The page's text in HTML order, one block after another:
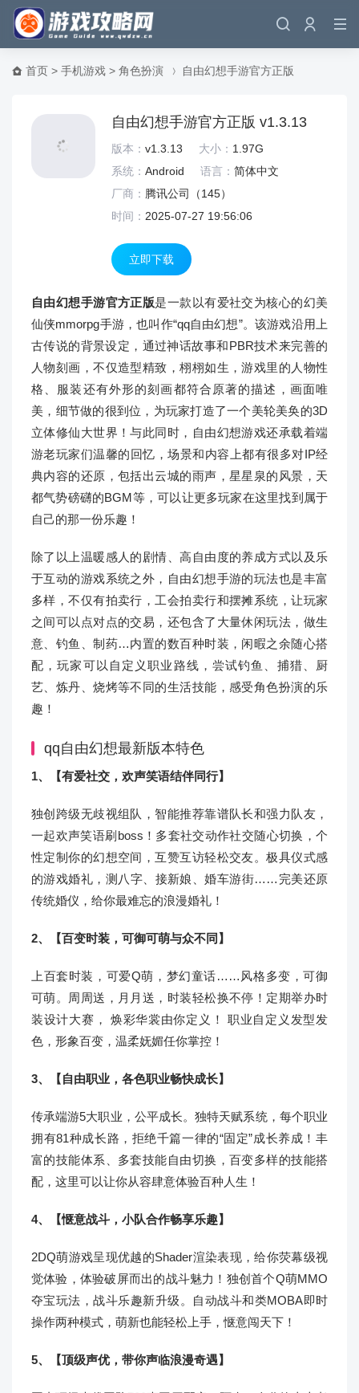
首页 > 手机游戏 > 角色扮演 自由幻想手游官方正版
自由幻想手游官方正版 v1.3.13
版本： v1.3.13 大小： 1.97G
系统： Android 语言： 简体中文
厂商： 腾讯公司 （145）
时间： 2025-07-27 19:56:06
立即下载
自由幻想手游官方正版是一款以有爱社交为核心的幻美
仙侠mmorpg手游，也叫作“qq自由幻想”。该游戏沿用上
古传说的背景设定，通过神话故事和PBR技术来完善的
人物刻画，不仅造型精致，栩栩如生，游戏里的人物性
格、服装还有外形的刻画都符合原著的描述，画面唯
美，细节做的很到位，为玩家打造了一个美轮美奂的3D
立体修仙大世界！与此同时，自由幻想游戏还承载着端
游老玩家们温馨的回忆，场景和内容上都有很多对IP经
典内容的还原，包括出云城的雨声，星星泉的风景，天
都气势磅礴的BGM等，可以让更多玩家在这里找到属于
自己的那一份乐趣！
除了以上温暖感人的剧情、高自由度的养成方式以及乐
于互动的游戏系统之外，自由幻想手游的玩法也是丰富
多样，不仅有拍卖行，工会拍卖行和摆摊系统，让玩家
之间可以点对点的交易，还包含了大量休闲玩法，做生
意、钓鱼、制药…内置的数百种时装，闲暇之余随心搭
配，玩家可以自定义职业路线，尝试钓鱼、捕猎、厨
艺、炼丹、烧烤等不同的生活技能，感受角色扮演的乐
趣！
qq自由幻想最新版本特色
1、【有爱社交，欢声笑语结伴同行】
独创跨级无歧视组队，智能推荐靠谱队长和强力队友，
一起欢声笑语刷boss！多套社交动作社交随心切换，个
性定制你的幻想空间，互赞互访轻松交友。极具仪式感
的游戏婚礼，测八字、接新娘、婚车游街……完美还原
传统婚仪，给你最难忘的浪漫婚礼！
2、【百变时装，可御可萌与众不同】
上百套时装，可爱Q萌，梦幻童话……风格多变，可御
可萌。周周送，月月送，时装轻松换不停！定期举办时
装设计大赛， 焕彩华裳由你定义！ 职业自定义发型发
色，形象百变，温柔妩媚任你掌控！
3、【自由职业，各色职业畅快成长】
传承端游5大职业，公平成长。独特天赋系统，每个职业
拥有81种成长路，拒绝千篇一律的“固定”成长养成！丰
富的技能体系、多套技能自由切换，百变多样的技能搭
配，这里可以让你从容肆意体验百种人生！
4、【惬意战斗，小队合作畅享乐趣】
2DQ萌游戏呈现优越的Shader渲染表现，给你荧幕级视
觉体验，体验破屏而出的战斗魅力！独创首个Q萌MMO
夺宝玩法，战斗乐趣新升级。自动战斗和类MOBA即时
操作两种模式，萌新也能轻松上手，惬意闯天下！
5、【顶级声优，带你声临浪漫奇遇】